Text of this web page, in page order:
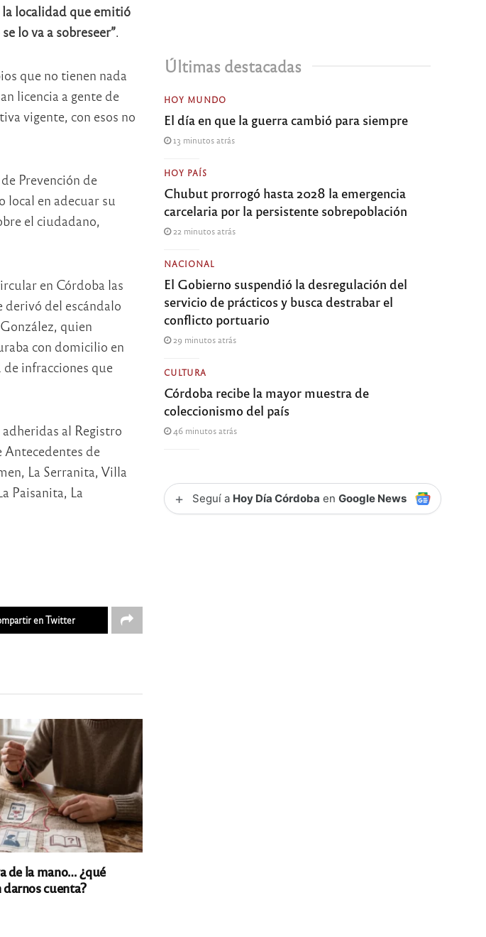
localidad que emitió
lo va a sobreseer”.
que no tienen nada
licencia a gente de
vigente, con esos no
Prevención de
local en adecuar su
el ciudadano,
en Córdoba las
derivó del escándalo
quien
con domicilio en
infracciones que
al Registro
Antecedentes de
La Serranita, Villa
Paisanita, La
en Twitter
de la mano… ¿qué
cuenta?
Últimas destacadas
HOY MUNDO
El día en que la guerra cambió para siempre
13 minutos atrás
HOY PAÍS
Chubut prorrogó hasta 2028 la emergencia
carcelaria por la persistente sobrepoblación
22 minutos atrás
NACIONAL
El Gobierno suspendió la desregulación del
servicio de prácticos y busca destrabar el
conflicto portuario
29 minutos atrás
CULTURA
Córdoba recibe la mayor muestra de
coleccionismo del país
46 minutos atrás
+ Seguí a Hoy Día Córdoba enGoogle News